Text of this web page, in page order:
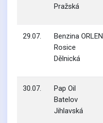
Pražská
29.07.
Benzina ORLEN
Rosice
Dělnická
30.07.
Pap Oil
Batelov
Jihlavská